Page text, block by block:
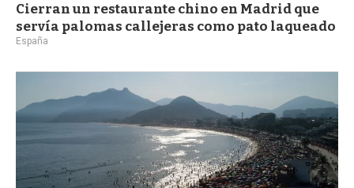
Cierran un restaurante chino en Madrid que
servía palomas callejeras como pato laqueado
España